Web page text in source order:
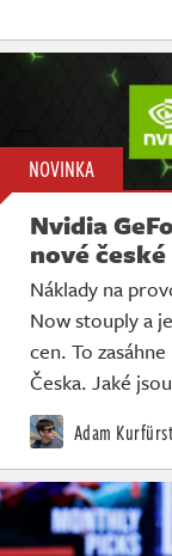
NOVINKA
Nvidia
nové
Náklady na
Now stouply a
cen. To
Česka. Jaké
Adam Kurfürst